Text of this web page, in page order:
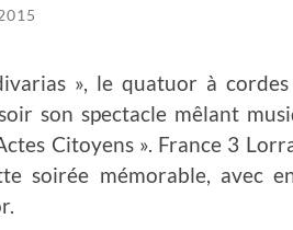
», le quatuor à
son spectacle mêlant
Citoyens ». France 3
soirée mémorable, avec